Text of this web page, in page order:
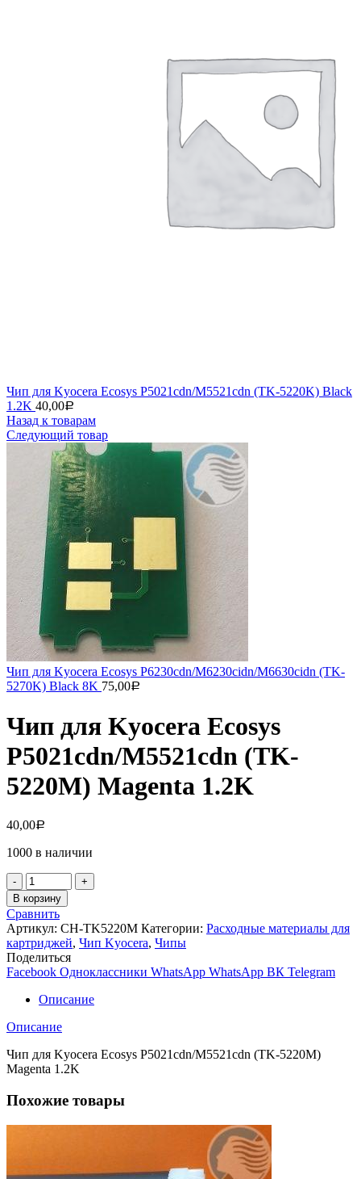
Чип для Kyocera Ecosys P5021cdn/M5521cdn (TK-5220K) Black
1.2K 40,00Р
Назад к товарам
Следующий товар
Чип для Kyocera Ecosys P6230cdn/M6230cidn/M6630cidn (TK-
5270K) Black 8K 75,00Р
Чип для Kyocera Ecosys
P5021cdn/M5521cdn (TK-
5220M) Magenta 1.2K
40,00Р
1000 в наличии
Количество
товара
Чип
для
Kyocera
Ecosys
P5021cdn/M5521cdn
(TK-
5220M)
Magenta
1.2K
В корзину
Сравнить
Артикул: CH-TK5220M Категории: Расходные материалы для
картриджей, Чип Kyocera, Чипы
Поделиться
Facebook Одноклассники WhatsApp WhatsApp ВК Telegram
Описание
Описание
Чип для Kyocera Ecosys P5021cdn/M5521cdn (TK-5220M)
Magenta 1.2K
Похожие товары